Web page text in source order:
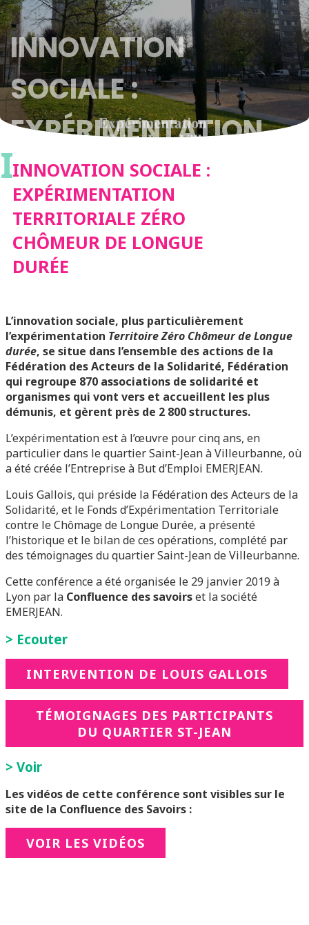
INNOVATION
SOCIALE :
EXPÉRIMENTATION
TERRITORIALE ZÉRO
CHÔMEUR DE
LONGUE DURÉE
IINNOVATION SOCIALE :
EXPÉRIMENTATION
TERRITORIALE ZÉRO
CHÔMEUR DE LONGUE
DURÉE
L’innovation sociale, plus particulièrement
l’expérimentation Territoire Zéro Chômeur de Longue
durée, se situe dans l’ensemble des actions de la
Fédération des Acteurs de la Solidarité, Fédération
qui regroupe 870 associations de solidarité et
organismes qui vont vers et accueillent les plus
démunis, et gèrent près de 2 800 structures.
L’expérimentation est à l’œuvre pour cinq ans, en
particulier dans le quartier Saint-Jean à Villeurbanne, où
a été créée l’Entreprise à But d’Emploi EMERJEAN.
Louis Gallois, qui préside la Fédération des Acteurs de la
Solidarité, et le Fonds d’Expérimentation Territoriale
contre le Chômage de Longue Durée, a présenté
l’historique et le bilan de ces opérations, complété par
des témoignages du quartier Saint-Jean de Villeurbanne.
Cette conférence a été organisée le 29 janvier 2019 à
Lyon par la Confluence des savoirset la société
EMERJEAN.
> Ecouter
INTERVENTION DE LOUIS GALLOIS
TÉMOIGNAGES DES PARTICIPANTS
DU QUARTIER ST-JEAN
> Voir
Les vidéos de cette conférence sont visibles sur le
site de la Confluence des Savoirs :
VOIR LES VIDÉOS